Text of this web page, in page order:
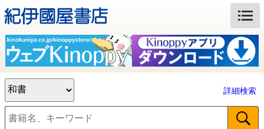
詳細検索